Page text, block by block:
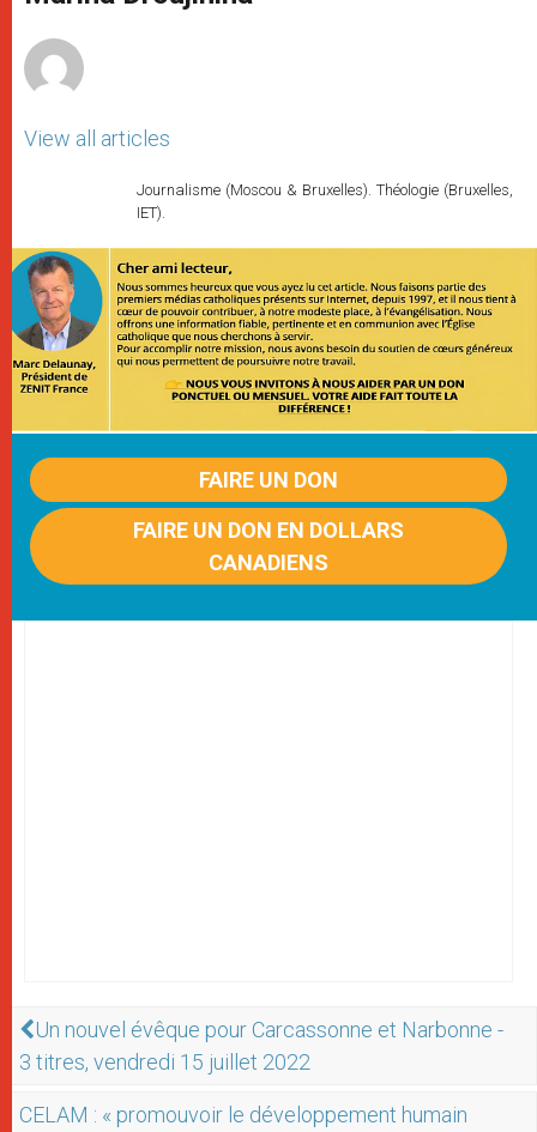
View all articles
Journalisme (Moscou & Bruxelles). Théologie (Bruxelles,
IET).
FAIRE UN DON
FAIRE UN DON EN DOLLARS
CANADIENS
Un nouvel évêque pour Carcassonne et Narbonne -
3 titres, vendredi 15 juillet 2022
CELAM : « promouvoir le développement humain